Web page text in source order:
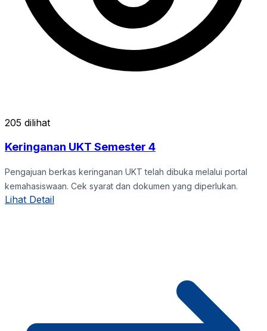
205 dilihat
Keringanan UKT Semester 4
Pengajuan berkas keringanan UKT telah dibuka melalui portal
kemahasiswaan. Cek syarat dan dokumen yang diperlukan.
Lihat Detail